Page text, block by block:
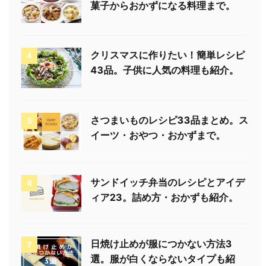
菓子からおかずになる料理まで。
4
クリスマスに作りたい！簡単レシピ
43品。子供に人気の料理も紹介。
5
さつまいものレシピ33品まとめ。ス
イーツ・おやつ・おかずまで。
6
サンドイッチ弁当のレシピとアイデ
ィア23。詰め方・おかずも紹介。
7
日焼け止めが服につかない方法3
選。服が白くならないタイプも紹